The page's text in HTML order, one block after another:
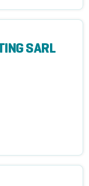
SARL